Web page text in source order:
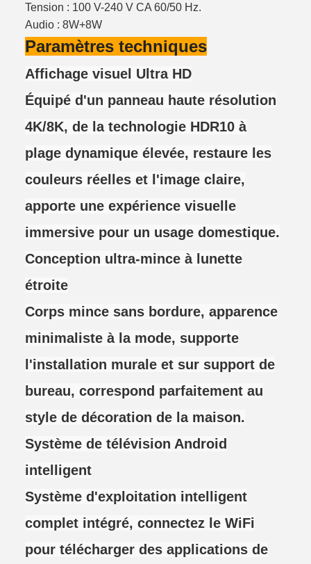
Tension : 100 V-240 V CA 60/50 Hz.
Audio : 8W+8W
Paramètres techniques
Affichage visuel Ultra HD
Équipé d'un panneau haute résolution
4K/8K, de la technologie HDR10 à
plage dynamique élevée, restaure les
couleurs réelles et l'image claire,
apporte une expérience visuelle
immersive pour un usage domestique.
Conception ultra-mince à lunette
étroite
Corps mince sans bordure, apparence
minimaliste à la mode, supporte
l'installation murale et sur support de
bureau, correspond parfaitement au
style de décoration de la maison.
Système de télévision Android
intelligent
Système d'exploitation intelligent
complet intégré, connectez le WiFi
pour télécharger des applications de